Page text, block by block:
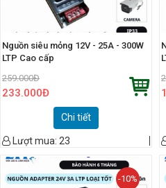
Nguồn siêu mỏng 12V - 25A - 300W
LTP Cao cấp
259.000Đ
233.000Đ
Chi tiết
Lượt mua: 23
-10%